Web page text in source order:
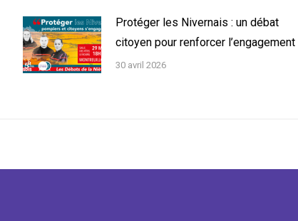
Protéger les Nivernais : un débat
citoyen pour renforcer l’engagement
30 avril 2026